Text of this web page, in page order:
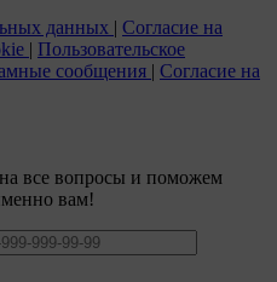
данных | Согласие на
| Пользовательское
сообщения | Согласие на
все вопросы и поможем
вам!